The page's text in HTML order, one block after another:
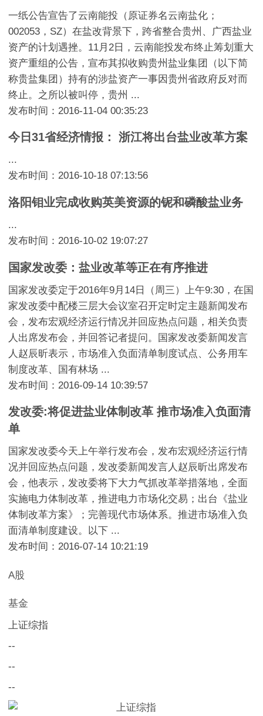
一纸公告宣告了云南能投（原证券名云南盐化；
002053，SZ）在盐改背景下，跨省整合贵州、广西盐业
资产的计划遇挫。11月2日，云南能投发布终止筹划重大
资产重组的公告，宣布其拟收购贵州盐业集团（以下简
称贵盐集团）持有的涉盐资产一事因贵州省政府反对而
终止。之所以被叫停，贵州 ...
发布时间：2016-11-04 00:35:23
今日31省经济情报： 浙江将出台盐业改革方案
...
发布时间：2016-10-18 07:13:56
洛阳钼业完成收购英美资源的铌和磷酸盐业务
...
发布时间：2016-10-02 19:07:27
国家发改委：盐业改革等正在有序推进
国家发改委定于2016年9月14日（周三）上午9:30，在国
家发改委中配楼三层大会议室召开定时定主题新闻发布
会，发布宏观经济运行情况并回应热点问题，相关负责
人出席发布会，并回答记者提问。国家发改委新闻发言
人赵辰昕表示，市场准入负面清单制度试点、公务用车
制度改革、国有林场 ...
发布时间：2016-09-14 10:39:57
发改委:将促进盐业体制改革 推市场准入负面清
单
国家发改委今天上午举行发布会，发布宏观经济运行情
况并回应热点问题，发改委新闻发言人赵辰昕出席发布
会，他表示，发改委将下大力气抓改革举措落地，全面
实施电力体制改革，推进电力市场化交易；出台《盐业
体制改革方案》；完善现代市场体系。推进市场准入负
面清单制度建设。以下 ...
发布时间：2016-07-14 10:21:19
A股
基金
上证综指
--
--
--